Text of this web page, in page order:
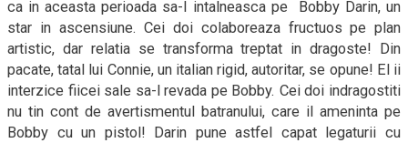
ca in aceasta perioada sa-l intalneasca pe
Bobby Darin, un
star in ascensiune. Cei doi colaboreaza fructuos pe plan
artistic, dar relatia se transforma treptat in dragoste! Din
pacate, tatal lui Connie, un italian rigid, autoritar, se opune! El ii
interzice fiicei sale sa-l revada pe Bobby. Cei doi indragostiti
nu tin cont de avertismentul batranului, care il ameninta pe
Bobby cu un pistol! Darin pune astfel capat legaturii cu